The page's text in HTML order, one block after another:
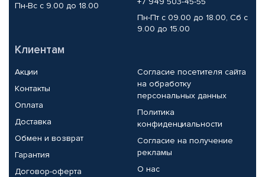
Пн-Вс с 9.00 до 18.00
Пн-Пт с 09.00 до 18.00, Сб с
9.00 до 15.00
Клиентам
Акции
Контакты
Оплата
Доставка
Обмен и возврат
Гарантия
Договор-оферта
Согласие посетителя сайта
на обработку
персональных данных
Политика
конфиденциальности
Согласие на получение
рекламы
О нас